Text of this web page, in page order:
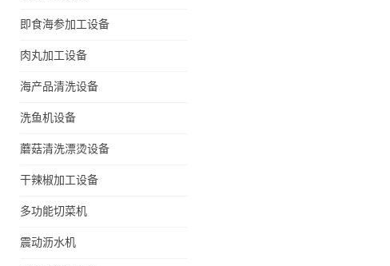
即食海参加工设备
肉丸加工设备
海产品清洗设备
洗鱼机设备
蘑菇清洗漂烫设备
干辣椒加工设备
多功能切菜机
震动沥水机